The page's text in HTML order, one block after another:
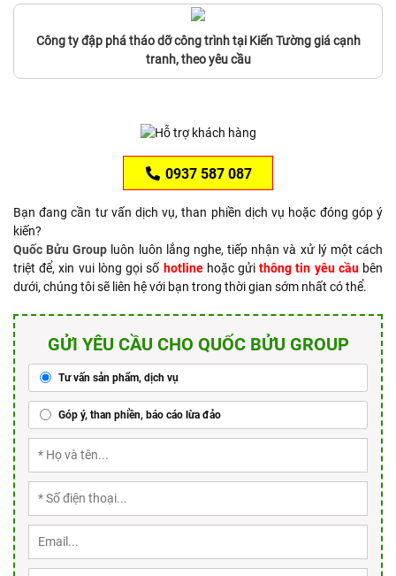
Công ty đập phá tháo dỡ công trình tại Kiến Tường giá cạnh
tranh, theo yêu cầu
0937 587 087
Bạn đang cần tư vấn dịch vụ, than phiền dịch vụ hoặc đóng góp ý
kiến?
Quốc Bửu Group luôn luôn lắng nghe, tiếp nhận và xử lý một cách
triệt để, xin vui lòng gọi số hotlinehoặc gửithông tin yêu cầubên
dưới, chúng tôi sẽ liên hệ với bạn trong thời gian sớm nhất có thể.
GỬI YÊU CẦU CHO QUỐC BỬU GROUP
Tư vấn sản phẩm, dịch vụ
Góp ý, than phiền, báo cáo lừa đảo